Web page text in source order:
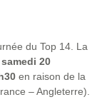
du Top 14. La
samedi 20
en raison de la
– Angleterre).